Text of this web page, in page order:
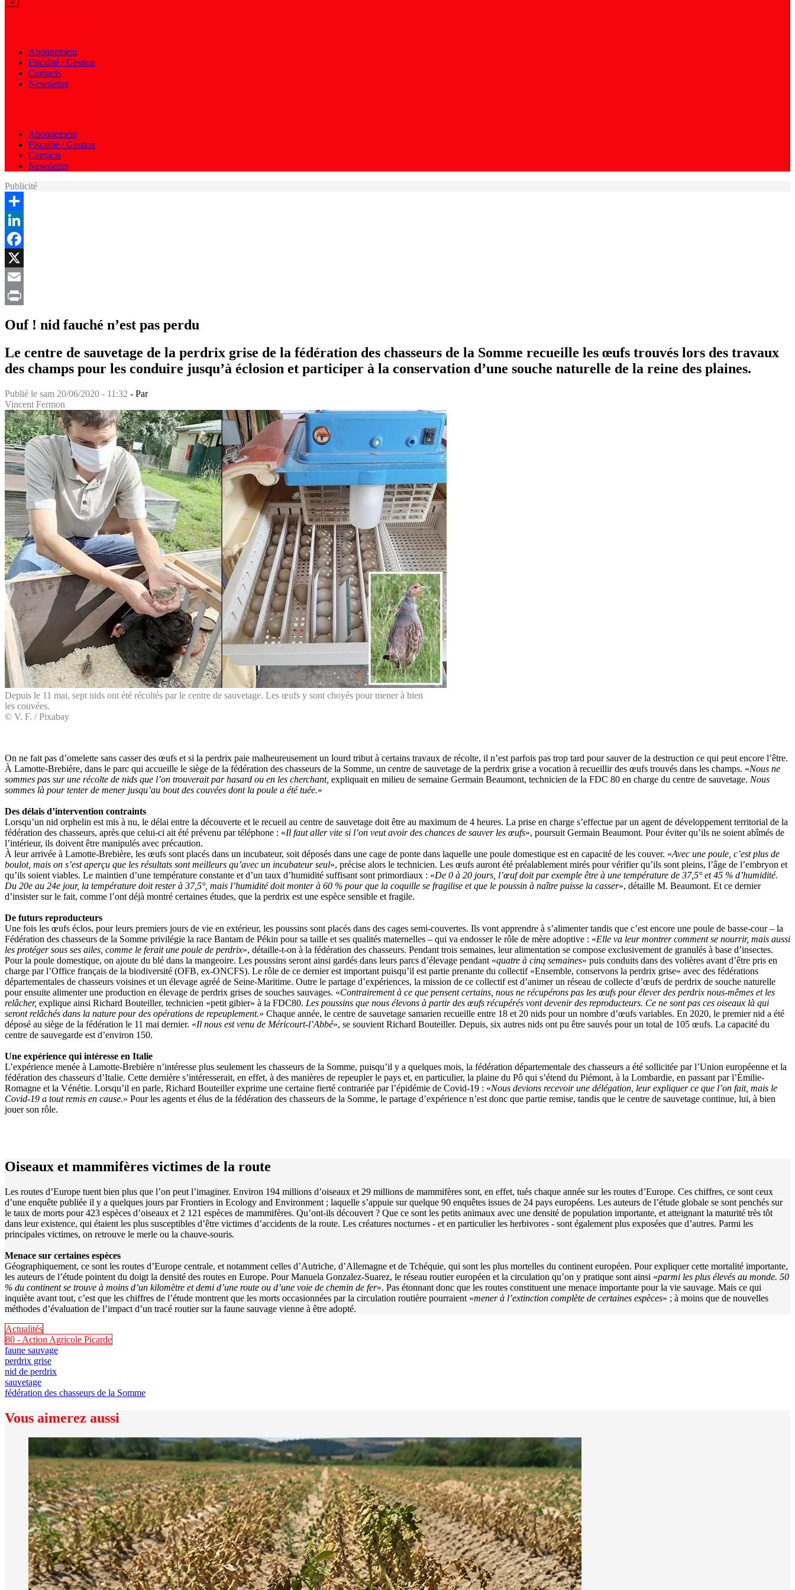
Abonnement
Fiscalité / Gestion
Contacts
Newsletter
Abonnement
Fiscalité / Gestion
Contacts
Newsletter
Publicité
Share
LinkedIn
Facebook
X
Email
Ouf ! nid fauché n’est pas perdu
Le centre de sauvetage de la perdrix grise de la fédération des chasseurs de la Somme recueille les œufs trouvés lors des travaux
des champs pour les conduire jusqu’à éclosion et participer à la conservation d’une souche naturelle de la reine des plaines.
Publié le sam 20/06/2020 - 11:32 - Par
Vincent Fermon
Depuis le 11 mai, sept nids ont été récoltés par le centre de sauvetage. Les œufs y sont choyés pour mener à bien
les couvées.
© V. F. / Pixabay
On ne fait pas d’omelette sans casser des œufs et si la perdrix paie malheureusement un lourd tribut à certains travaux de récolte, il n’est parfois pas trop tard pour sauver de la destruction ce qui peut encore l’être.
À Lamotte-Brebière, dans le parc qui accueille le siège de la fédération des chasseurs de la Somme, un centre de sauvetage de la perdrix grise a vocation à recueillir des œufs trouvés dans les champs. «Nous ne
sommes pas sur une récolte de nids que l’on trouverait par hasard ou en les cherchant, expliquait en milieu de semaine Germain Beaumont, technicien de la FDC 80 en charge du centre de sauvetage. Nous
sommes là pour tenter de mener jusqu’au bout des couvées dont la poule a été tuée.»
Des délais d’intervention contraints
Lorsqu’un nid orphelin est mis à nu, le délai entre la découverte et le recueil au centre de sauvetage doit être au maximum de 4 heures. La prise en charge s’effectue par un agent de développement territorial de la
fédération des chasseurs, après que celui-ci ait été prévenu par téléphone : «Il faut aller vite si l’on veut avoir des chances de sauver les œufs», poursuit Germain Beaumont. Pour éviter qu’ils ne soient abîmés de
l’intérieur, ils doivent être manipulés avec précaution.
À leur arrivée à Lamotte-Brebière, les œufs sont placés dans un incubateur, soit déposés dans une cage de ponte dans laquelle une poule domestique est en capacité de les couver. «Avec une poule, c’est plus de
boulot, mais on s’est aperçu que les résultats sont meilleurs qu’avec un incubateur seul», précise alors le technicien. Les œufs auront été préalablement mirés pour vérifier qu’ils sont pleins, l’âge de l’embryon et
qu’ils soient viables. Le maintien d’une température constante et d’un taux d’humidité suffisant sont primordiaux : «De 0 à 20 jours, l’œuf doit par exemple être à une température de 37,5° et 45 % d’humidité.
Du 20e au 24e jour, la température doit rester à 37,5°, mais l’humidité doit monter à 60 % pour que la coquille se fragilise et que le poussin à naître puisse la casser», détaille M. Beaumont. Et ce dernier
d’insister sur le fait, comme l’ont déjà montré certaines études, que la perdrix est une espèce sensible et fragile.
De futurs reproducteurs
Une fois les œufs éclos, pour leurs premiers jours de vie en extérieur, les poussins sont placés dans des cages semi-couvertes. Ils vont apprendre à s’alimenter tandis que c’est encore une poule de basse-cour – la
Fédération des chasseurs de la Somme privilégie la race Bantam de Pékin pour sa taille et ses qualités maternelles – qui va endosser le rôle de mère adoptive : «Elle va leur montrer comment se nourrir, mais aussi
les protéger sous ses ailes, comme le ferait une poule de perdrix», détaille-t-on à la fédération des chasseurs. Pendant trois semaines, leur alimentation se compose exclusivement de granulés à base d’insectes.
Pour la poule domestique, on ajoute du blé dans la mangeoire. Les poussins seront ainsi gardés dans leurs parcs d’élevage pendant «quatre à cinq semaines» puis conduits dans des volières avant d’être pris en
charge par l’Office français de la biodiversité (OFB, ex-ONCFS). Le rôle de ce dernier est important puisqu’il est partie prenante du collectif «Ensemble, conservons la perdrix grise» avec des fédérations
départementales de chasseurs voisines et un élevage agréé de Seine-Maritime. Outre le partage d’expériences, la mission de ce collectif est d’animer un réseau de collecte d’œufs de perdrix de souche naturelle
pour ensuite alimenter une production en élevage de perdrix grises de souches sauvages. «Contrairement à ce que pensent certains, nous ne récupérons pas les œufs pour élever des perdrix nous-mêmes et les
relâcher, explique ainsi Richard Bouteiller, technicien «petit gibier» à la FDC80. Les poussins que nous élevons à partir des œufs récupérés vont devenir des reproducteurs. Ce ne sont pas ces oiseaux là qui
seront relâchés dans la nature pour des opérations de repeuplement.» Chaque année, le centre de sauvetage samarien recueille entre 18 et 20 nids pour un nombre d’œufs variables. En 2020, le premier nid a été
déposé au siège de la fédération le 11 mai dernier. «Il nous est venu de Méricourt-l’Abbé», se souvient Richard Bouteiller. Depuis, six autres nids ont pu être sauvés pour un total de 105 œufs. La capacité du
centre de sauvegarde est d’environ 150.
Une expérience qui intéresse en Italie
L’expérience menée à Lamotte-Brebière n’intéresse plus seulement les chasseurs de la Somme, puisqu’il y a quelques mois, la fédération départementale des chasseurs a été sollicitée par l’Union européenne et la
fédération des chasseurs d’Italie. Cette dernière s’intéresserait, en effet, à des manières de repeupler le pays et, en particulier, la plaine du Pô qui s’étend du Piémont, à la Lombardie, en passant par l’Émilie-
Romagne et la Vénétie. Lorsqu’il en parle, Richard Bouteiller exprime une certaine fierté contrariée par l’épidémie de Covid-19 : «Nous devions recevoir une délégation, leur expliquer ce que l’on fait, mais le
Covid-19 a tout remis en cause.» Pour les agents et élus de la fédération des chasseurs de la Somme, le partage d’expérience n’est donc que partie remise, tandis que le centre de sauvetage continue, lui, à bien
jouer son rôle.
Oiseaux et mammifères victimes de la route
Les routes d’Europe tuent bien plus que l’on peut l’imaginer. Environ 194 millions d’oiseaux et 29 millions de mammifères sont, en effet, tués chaque année sur les routes d’Europe. Ces chiffres, ce sont ceux
d’une enquête publiée il y a quelques jours par Frontiers in Ecology and Environment ; laquelle s’appuie sur quelque 90 enquêtes issues de 24 pays européens. Les auteurs de l’étude globale se sont penchés sur
le taux de morts pour 423 espèces d’oiseaux et 2 121 espèces de mammifères. Qu’ont-ils découvert ? Que ce sont les petits animaux avec une densité de population importante, et atteignant la maturité très tôt
dans leur existence, qui étaient les plus susceptibles d’être victimes d’accidents de la route. Les créatures nocturnes - et en particulier les herbivores - sont également plus exposées que d’autres. Parmi les
principales victimes, on retrouve le merle ou la chauve-souris.
Menace sur certaines espèces
Géographiquement, ce sont les routes d’Europe centrale, et notamment celles d’Autriche, d’Allemagne et de Tchéquie, qui sont les plus mortelles du continent européen. Pour expliquer cette mortalité importante,
les auteurs de l’étude pointent du doigt la densité des routes en Europe. Pour Manuela Gonzalez-Suarez, le réseau routier européen et la circulation qu’on y pratique sont ainsi «parmi les plus élevés au monde. 50
% du continent se trouve à moins d’un kilomètre et demi d’une route ou d’une voie de chemin de fer». Pas étonnant donc que les routes constituent une menace importante pour la vie sauvage. Mais ce qui
inquiète avant tout, c’est que les chiffres de l’étude montrent que les morts occasionnées par la circulation routière pourraient «mener à l’extinction complète de certaines espèces» ; à moins que de nouvelles
méthodes d’évaluation de l’impact d’un tracé routier sur la faune sauvage vienne à être adopté.
Actualités
80 - Action Agricole Picarde
faune sauvage
perdrix grise
nid de perdrix
sauvetage
fédération des chasseurs de la Somme
Vous aimerez aussi